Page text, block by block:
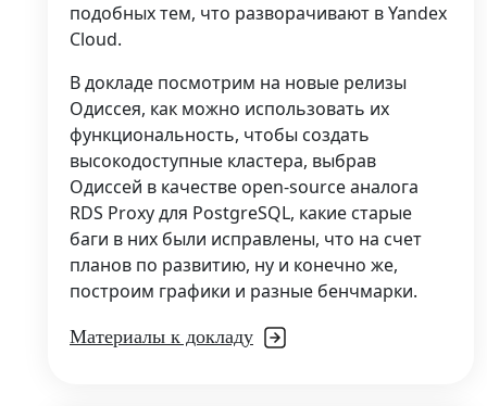
подобных тем, что разворачивают в Yandex
Cloud.
В докладе посмотрим на новые релизы
Одиссея, как можно использовать их
функциональность, чтобы создать
высокодоступные кластера, выбрав
Одиссей в качестве open-source аналога
RDS Proxy для PostgreSQL, какие старые
баги в них были исправлены, что на счет
планов по развитию, ну и конечно же,
построим графики и разные бенчмарки.
Материалы к докладу